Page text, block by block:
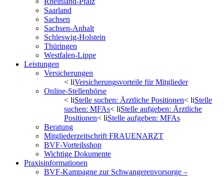
Saarland
Sachsen
Sachsen-Anhalt
Schleswig-Holstein
Thüringen
Westfalen-Lippe
Leistungen
Versicherungen
< liVersicherungsvorteile für Mitglieder
Online-Stellenbörse
< liStelle suchen: Ärztliche Positionen< liStelle
suchen: MFAs< liStelle aufgeben: Ärztliche
Positionen< liStelle aufgeben: MFAs
Beratung
Mitgliederzeitschrift FRAUENARZT
BVF-Vorteilsshop
Wichtige Dokumente
Praxisinformationen
BVF-Kampagne zur Schwangerenvorsorge –